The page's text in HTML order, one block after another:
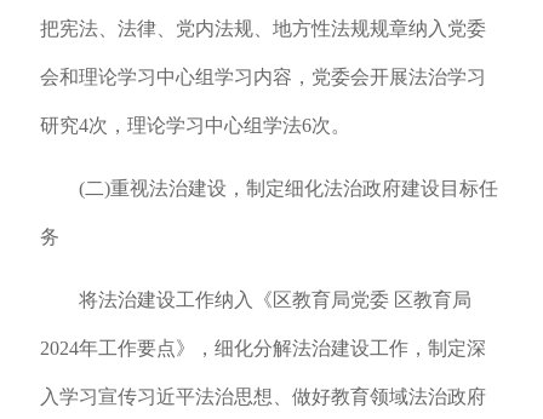
把宪法、法律、党内法规、地方性法规规章纳入党委
会和理论学习中心组学习内容，党委会开展法治学习
研究4次，理论学习中心组学法6次。
(二)重视法治建设，制定细化法治政府建设目标任
务
将法治建设工作纳入《区教育局党委 区教育局
2024年工作要点》，细化分解法治建设工作，制定深
入学习宣传习近平法治思想、做好教育领域法治政府